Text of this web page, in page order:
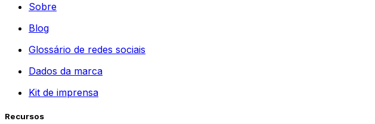
Sobre
Blog
Glossário de redes sociais
Dados da marca
Kit de imprensa
Recursos